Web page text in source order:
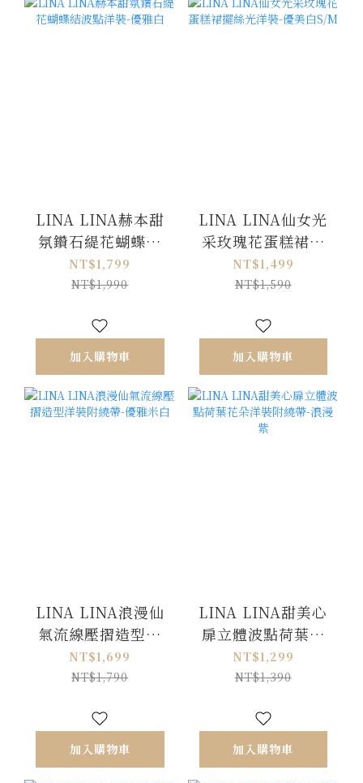
LINA LINA赫本甜
氛鑽石緹花蝴蝶結
波點洋裝-優雅白
NT$1,799
NT$1,990
加入購物車
LINA LINA仙女光
采玫瑰花蛋糕裙擺
絲光洋裝-優美白
S/M
NT$1,499
NT$1,590
加入購物車
LINA LINA浪漫仙
氣流線壓摺造型洋
裝附繞帶-優雅米白
NT$1,699
NT$1,790
加入購物車
LINA LINA甜美心
扉立體波點荷葉花
朵洋裝附繞帶-浪漫
紫
NT$1,299
NT$1,390
加入購物車